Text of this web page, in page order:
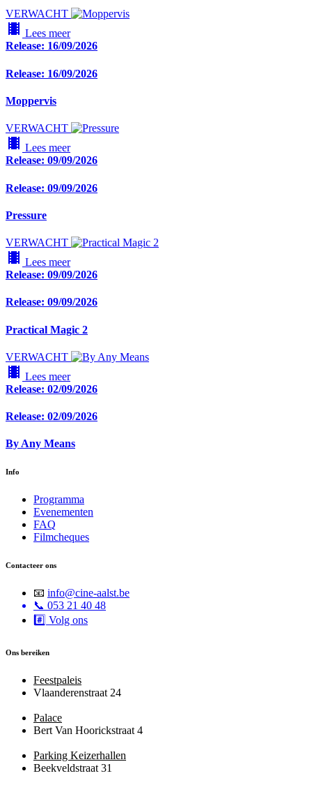
VERWACHT
local_movies Lees meer
Release: 16/09/2026
Release: 16/09/2026
Moppervis
VERWACHT
local_movies Lees meer
Release: 09/09/2026
Release: 09/09/2026
Pressure
VERWACHT
local_movies Lees meer
Release: 09/09/2026
Release: 09/09/2026
Practical Magic 2
VERWACHT
local_movies Lees meer
Release: 02/09/2026
Release: 02/09/2026
By Any Means
Info
Programma
Evenementen
FAQ
Filmcheques
Contacteer ons
📧 info@cine-aalst.be
📞 053 21 40 48
#️⃣ Volg ons
Ons bereiken
Feestpaleis
Vlaanderenstraat 24
Palace
Bert Van Hoorickstraat 4
Parking Keizerhallen
Beekveldstraat 31